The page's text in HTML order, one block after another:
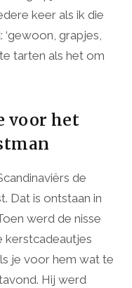
keer als ik die
grapjes,
tarten als het om
voor het
de
Dat is ontstaan in
werd de nisse
kerstcadeautjes
je voor hem wat te
Hij werd